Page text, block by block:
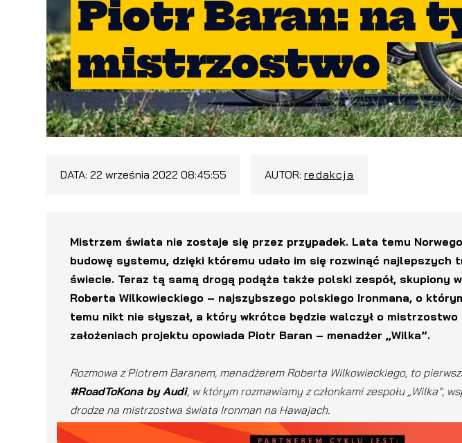
Piotr Baran: na
mistrzostwo
DATA:22 września 2022 08:45:55 AUTOR:redakcja
Mistrzem świata nie zostaje się przez przypadek. Lata temu
budowę systemu, dzięki któremu udało im się rozwinąć najlepszych
świecie. Teraz tą samą drogą podąża także polski zespół, skupiony
Roberta Wilkowieckiego – najszybszego polskiego Ironmana, o
temu nikt nie słyszał, a który wkrótce będzie walczył o mistrzostwo
założeniach projektu opowiada Piotr Baran – menadżer „Wilka”.
Rozmowa z Piotrem Baranem, menadżerem Roberta Wilkowieckiego, to
#RoadToKona by Audi, w którym rozmawiamy z członkami zespołu „Wilka”,
drodze na mistrzostwa świata Ironman na Hawajach.